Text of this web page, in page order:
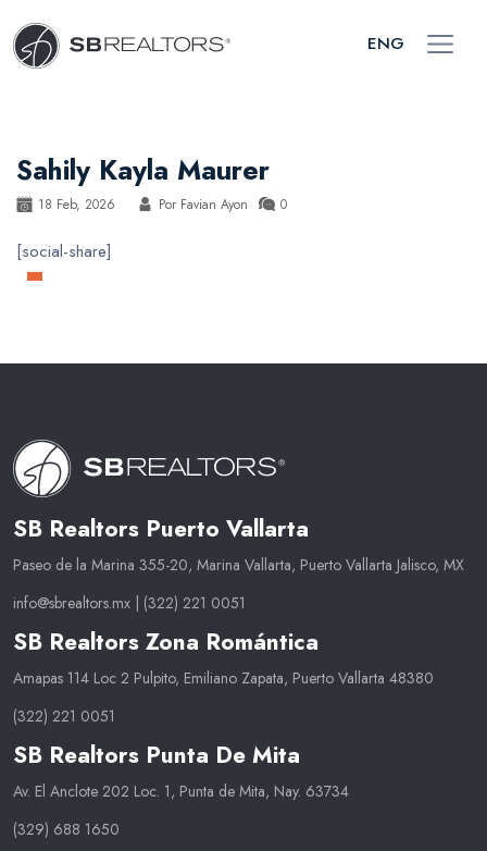
ENG
Sahily Kayla Maurer
18 Feb, 2026 Por Favian Ayon 0
[social-share]
SB Realtors Puerto Vallarta
Paseo de la Marina 355-20, Marina Vallarta, Puerto Vallarta Jalisco, MX
info@sbrealtors.mx
(322) 221 0051
SB Realtors Zona Romántica
Amapas 114 Loc 2 Pulpito, Emiliano Zapata, Puerto Vallarta 48380
(322) 221 0051
SB Realtors Punta De Mita
Av. El Anclote 202 Loc. 1, Punta de Mita, Nay. 63734
(329) 688 1650